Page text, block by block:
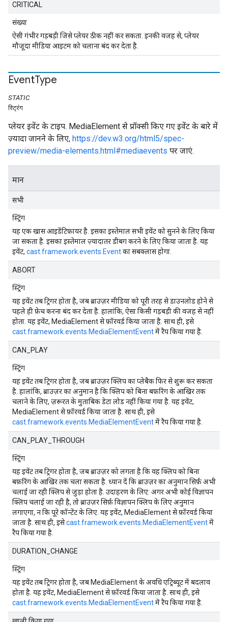
CRITICAL
संख्या
ऐसी गंभीर गड़बड़ी जिसे प्लेयर ठीक नहीं कर सकता. इनकी वजह से, प्लेयर
मौजूदा मीडिया आइटम को चलाना बंद कर देता है.
EventType
STATIC
स्ट्रिंग
प्लेयर इवेंट के टाइप. MediaElement से प्रॉक्सी किए गए इवेंट के बारे में
ज़्यादा जानने के लिए, https://dev.w3.org/html5/spec-
preview/media-elements.html#mediaevents पर जाएं.
मान
सभी
स्ट्रिंग
यह एक खास आइडेंटिफ़ायर है. इसका इस्तेमाल सभी इवेंट को सुनने के लिए किया
जा सकता है. इसका इस्तेमाल ज़्यादातर डीबग करने के लिए किया जाता है. यह
इवेंट, cast.framework.events.Eventका सबक्लास होगा.
ABORT
स्ट्रिंग
यह इवेंट तब ट्रिगर होता है, जब ब्राउज़र मीडिया को पूरी तरह से डाउनलोड होने से
पहले ही फ़ेच करना बंद कर देता है. हालांकि, ऐसा किसी गड़बड़ी की वजह से नहीं
होता. यह इवेंट, MediaElement से फ़ॉरवर्ड किया जाता है. साथ ही, इसे
cast.framework.events.MediaElementEventमें रैप किया गया है.
CAN_PLAY
स्ट्रिंग
यह इवेंट तब ट्रिगर होता है, जब ब्राउज़र क्लिप का प्लेबैक फिर से शुरू कर सकता
है. हालांकि, ब्राउज़र का अनुमान है कि क्लिप को बिना बफ़रिंग के आखिर तक
चलाने के लिए, ज़रूरत के मुताबिक डेटा लोड नहीं किया गया है. यह इवेंट,
MediaElement से फ़ॉरवर्ड किया जाता है. साथ ही, इसे
cast.framework.events.MediaElementEventमें रैप किया गया है.
CAN_PLAY_THROUGH
स्ट्रिंग
यह इवेंट तब ट्रिगर होता है, जब ब्राउज़र को लगता है कि वह क्लिप को बिना
बफ़रिंग के आखिर तक चला सकता है. ध्यान दें कि ब्राउज़र का अनुमान सिर्फ़ अभी
चलाई जा रही क्लिप से जुड़ा होता है. उदाहरण के लिए: अगर अभी कोई विज्ञापन
क्लिप चलाई जा रही है, तो ब्राउज़र सिर्फ़ विज्ञापन क्लिप के लिए अनुमान
लगाएगा, न कि पूरे कॉन्टेंट के लिए. यह इवेंट, MediaElement से फ़ॉरवर्ड किया
जाता है. साथ ही, इसेcast.framework.events.MediaElementEventमें
रैप किया गया है.
DURATION_CHANGE
स्ट्रिंग
यह इवेंट तब ट्रिगर होता है, जब MediaElement के अवधि एट्रिब्यूट में बदलाव
होता है. यह इवेंट, MediaElement से फ़ॉरवर्ड किया जाता है. साथ ही, इसे
cast.framework.events.MediaElementEventमें रैप किया गया है.